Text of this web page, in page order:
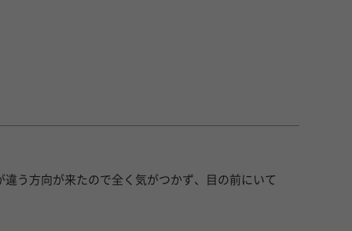
う方向が来たので全く気がつかず、目の前にいて